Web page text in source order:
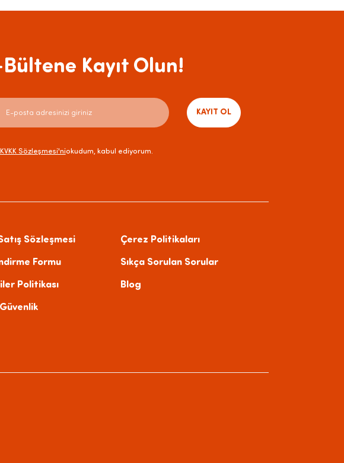
Bültene Kayıt Olun!
KAYIT OL
KVKK Sözleşmesi'niokudum, kabul ediyorum.
Sözleşmesi
Formu
Politikası
Çerez Politikaları
Sıkça Sorulan Sorular
Blog